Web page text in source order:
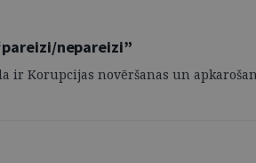
nepareizi”
Korupcijas novēršanas un